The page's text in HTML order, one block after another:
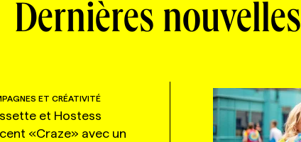
Dernières nouvelles
ET CRÉATIVITÉ
et Hostess
«Craze» avec un